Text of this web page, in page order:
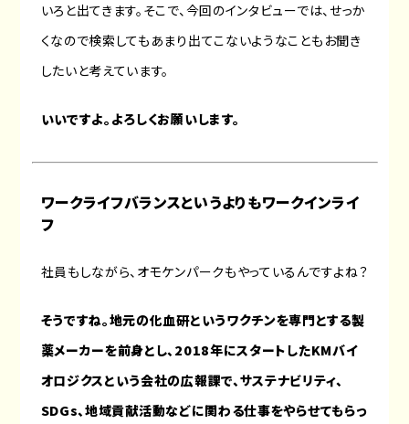
いろと出てきます。そこで、今回のインタビューでは、せっか
くなので検索してもあまり出てこないようなこともお聞き
したいと考えています。
いいですよ。よろしくお願いします。
ワークライフバランスというよりもワークインライ
フ
社員もしながら、オモケンパークもやっているんですよね？
そうですね。地元の化血研というワクチンを専門とする製
薬メーカーを前身とし、2018年にスタートしたKMバイ
オロジクスという会社の広報課で、サステナビリティ、
SDGs、地域貢献活動などに関わる仕事をやらせてもらっ